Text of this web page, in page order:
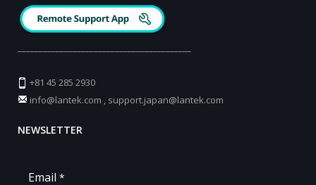
+81 45 285 2930
info@lantek.com , support.japan@lantek.com
NEWSLETTER